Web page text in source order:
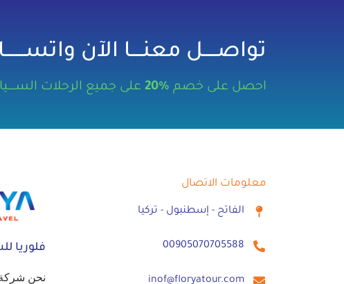
تواصـــــل معنــــا الآن
احصل على خصم %20 على جميع الرحلات
معلومات الاتصال
الفاتح - إسطنبول - تركيا
00905070705588⁩
inof@floryatour.com
فلوريا
نحن شركة